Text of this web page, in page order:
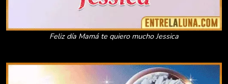
Feliz día Mamá te quiero mucho Jessica